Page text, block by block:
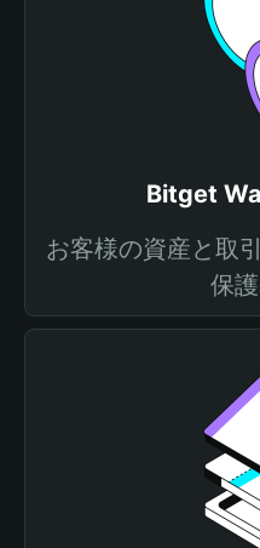
Bitget
お客様の資産と取
保護